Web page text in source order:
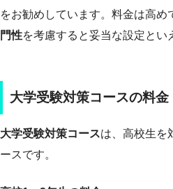
をお勧めしています。料金は高め
門性を考慮すると妥当な設定とい
大学受験対策コースの料金
大学受験対策コースは、高校生を
ースです。